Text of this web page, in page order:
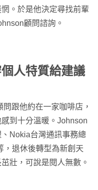
。於是他決定尋找前輩
顧問諮詢。
人特質給建議
跟他約在一家咖啡店，
到十分溫暖。Johnson
Nokia台灣通訊事務總
，退休後轉型為新創天
壯，可說是閱人無數。